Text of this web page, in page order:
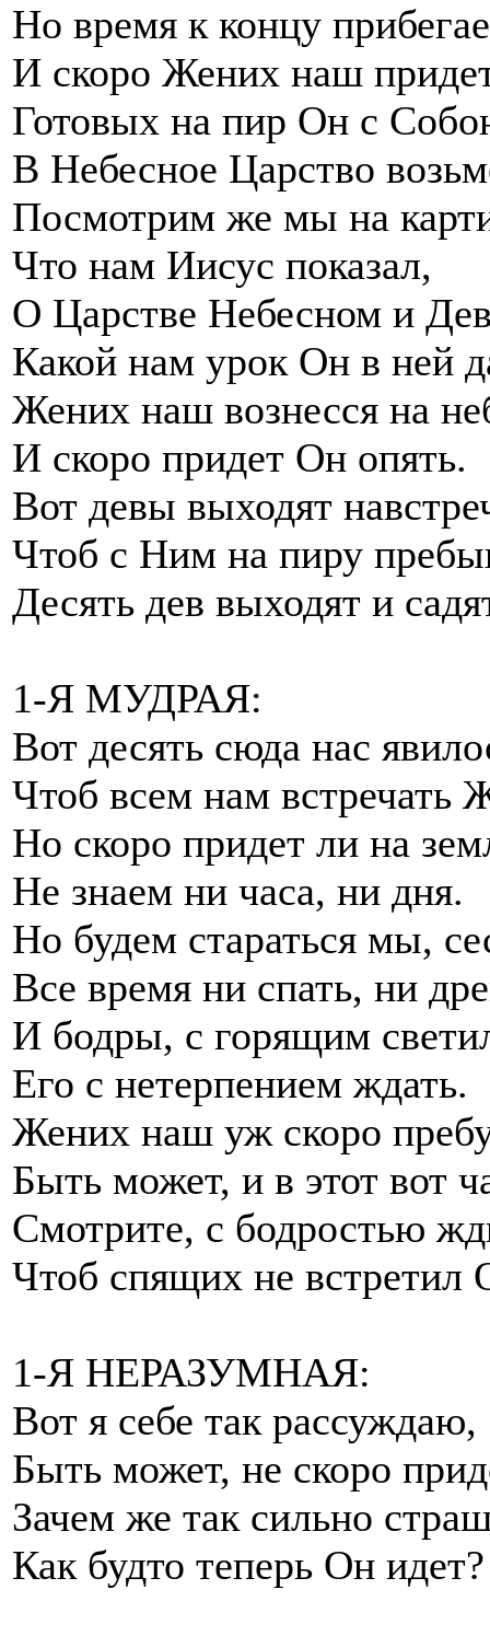
Но время к концу
И скоро Жених наш
Готовых на пир Он с
В Небесное Царство
Посмотрим же мы на
Что нам Иисус показал,
О Царстве Небесном и
Какой нам урок Он в ней
Жених наш вознесся на
И скоро придет Он опять.
Вот девы выходят
Чтоб с Ним на пиру
Десять дев выходят и
1-Я МУДРАЯ:
Вот десять сюда нас
Чтоб всем нам встречать
Но скоро придет ли на
Не знаем ни часа, ни дня.
Но будем стараться мы,
Все время ни спать, ни
И бодры, с горящим
Его с нетерпением ждать.
Жених наш уж скоро
Быть может, и в этот вот
Смотрите, с бодростью
Чтоб спящих не встретил
1-Я НЕРАЗУМНАЯ:
Вот я себе так рассуждаю,
Быть может, не скоро
Зачем же так сильно
Как будто теперь Он идет?